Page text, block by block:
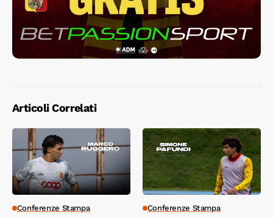
Articoli Correlati
Conferenze Stampa Conferenze Stampa